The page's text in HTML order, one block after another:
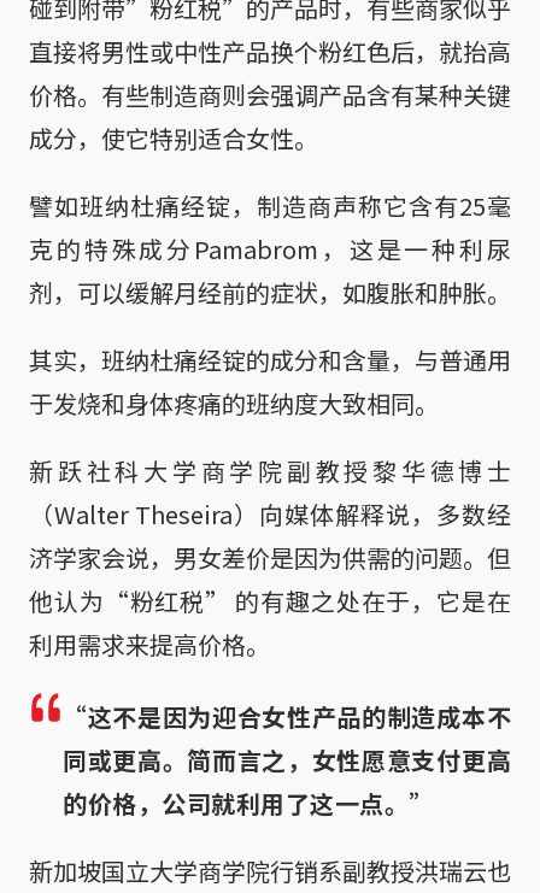
碰到附带”粉红税”的产品时，有些商家似乎
直接将男性或中性产品换个粉红色后，就抬高
价格。有些制造商则会强调产品含有某种关键
成分，使它特别适合女性。
譬如班纳杜痛经锭，制造商声称它含有25毫
克的特殊成分Pamabrom，这是一种利尿
剂，可以缓解月经前的症状，如腹胀和肿胀。
其实，班纳杜痛经锭的成分和含量，与普通用
于发烧和身体疼痛的班纳度大致相同。
新跃社科大学商学院副教授黎华德博士
（Walter Theseira）向媒体解释说，多数经
济学家会说，男女差价是因为供需的问题。但
他认为“粉红税” 的有趣之处在于，它是在
利用需求来提高价格。
“这不是因为迎合女性产品的制造成本不
同或更高。简而言之，女性愿意支付更高
的价格，公司就利用了这一点。”
新加坡国立大学商学院行销系副教授洪瑞云也